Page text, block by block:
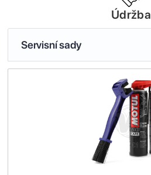
Údržba
Servisní sady